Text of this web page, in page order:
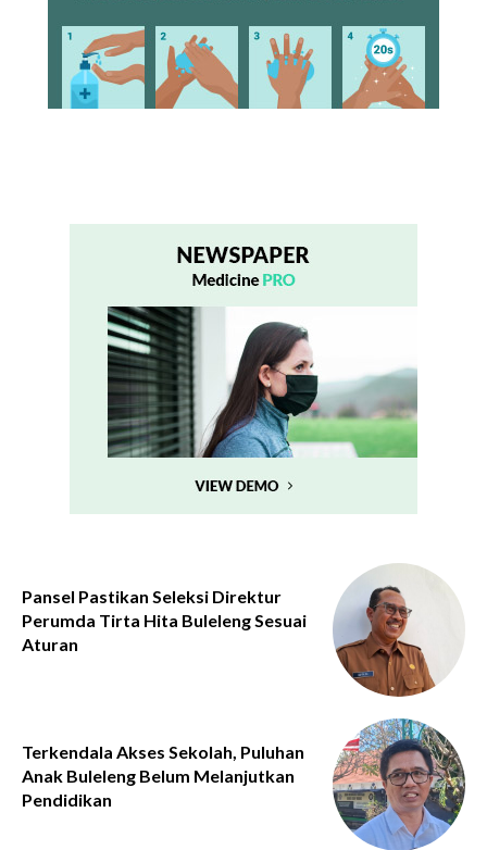
Pansel Pastikan Seleksi Direktur
Perumda Tirta Hita Buleleng Sesuai
Aturan
Terkendala Akses Sekolah, Puluhan
Anak Buleleng Belum Melanjutkan
Pendidikan